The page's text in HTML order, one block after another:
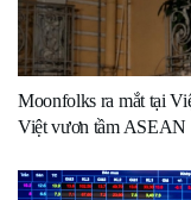
Moonfolks ra mắt tại
Việt vươn tầm ASEAN